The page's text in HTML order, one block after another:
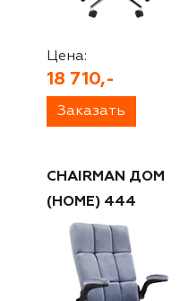
Цена:
18 710,-
Заказать
CHAIRMAN ДОМ
(HOME) 444